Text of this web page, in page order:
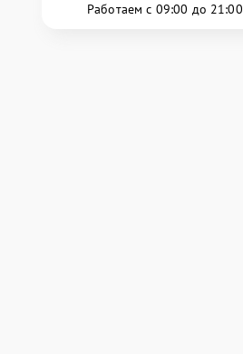
Работаем с 09:00 до 21:00